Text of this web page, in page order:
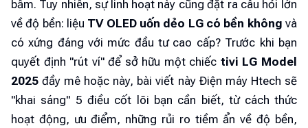
bấm. Tuy nhiên, sự linh hoạt này cũng đặt ra câu hỏi lớn
về độ bền: liệu TV OLED uốn dẻo LG có bền không và
có xứng đáng với mức đầu tư cao cấp? Trước khi bạn
quyết định "rút ví" để sở hữu một chiếc tivi LG Model
2025 đầy mê hoặc này, bài viết này Điện máy Htech sẽ
"khai sáng" 5 điều cốt lõi bạn cần biết, từ cách thức
hoạt động, ưu điểm, những rủi ro tiềm ẩn về độ bền,